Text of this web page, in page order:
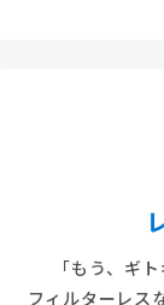
「もう、ギ
フィルターレス